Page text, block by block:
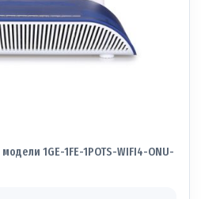
1GE-1FE-1POTS-WIFI4-ONU-